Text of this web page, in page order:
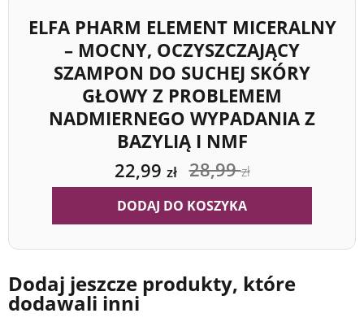
ELFA PHARM ELEMENT MICERALNY
– MOCNY, OCZYSZCZAJĄCY
SZAMPON DO SUCHEJ SKÓRY
GŁOWY Z PROBLEMEM
NADMIERNEGO WYPADANIA Z
BAZYLIĄ I NMF
22,99 zł 28,99zł
DODAJ DO KOSZYKA
Dodaj jeszcze produkty, które
dodawali inni